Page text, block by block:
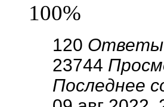
100%
120 Ответы
23744
Последнее